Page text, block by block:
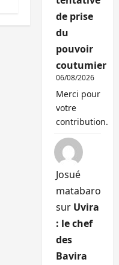
de prise
du
pouvoir
coutumier
06/08/2026
Merci pour
votre
contribution.
Josué
matabaro
sur Uvira
: le chef
des
Bavira